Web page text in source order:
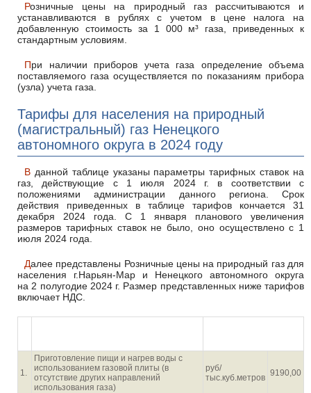
Розничные цены на природный газ рассчитываются и
устанавливаются в рублях с учетом в цене налога на
добавленную стоимость за 1 000 м³ газа, приведенных к
стандартным условиям.
При наличии приборов учета газа определение объема
поставляемого газа осуществляется по показаниям прибора
(узла) учета газа.
Тарифы для населения на природный
(магистральный) газ Ненецкого
автономного округа в 2024 году
В данной таблице указаны параметры тарифных ставок на
газ, действующие с 1 июля 2024 г. в соответствии с
положениями администрации данного региона. Срок
действия приведенных в таблице тарифов кончается 31
декабря 2024 года. С 1 января планового увеличения
размеров тарифных ставок не было, оно осуществлено с 1
июля 2024 года.
Далее представлены Розничные цены на природный газ для
населения г.Нарьян-Мар и Ненецкого автономного округа
на 2 полугодие 2024 г. Размер представленных ниже тарифов
включает НДС.
1.
Приготовление пищи и нагрев воды с
использованием газовой плиты (в
отсутствие других направлений
использования газа)
руб/
тыс.куб.метров 9190,00